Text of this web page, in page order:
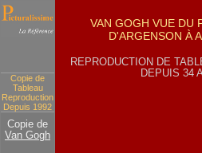
Copie de
Tableau
Reproduction
Depuis 1992
Copie de
Van Gogh
VAN GOGH VUE DU
D'ARGENSON À
REPRODUCTION DE
DEPUIS 34